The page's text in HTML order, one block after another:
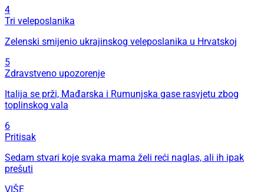
4
Tri veleposlanika
Zelenski smijenio ukrajinskog veleposlanika u Hrvatskoj
5
Zdravstveno upozorenje
Italija se prži, Mađarska i Rumunjska gase rasvjetu zbog
toplinskog vala
6
Pritisak
Sedam stvari koje svaka mama želi reći naglas, ali ih ipak
prešuti
VIŠE